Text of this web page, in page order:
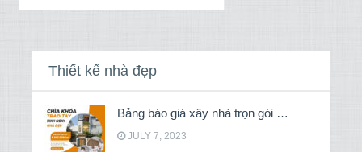
Thiết kế nhà đẹp
Bảng báo giá xây nhà trọn gói …
JULY 7, 2023